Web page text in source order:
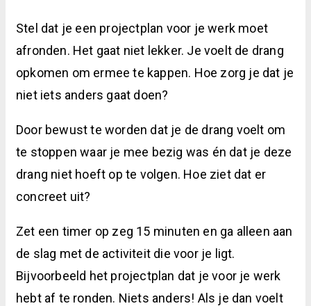
Stel dat je een projectplan voor je werk moet
afronden. Het gaat niet lekker. Je voelt de drang
opkomen om ermee te kappen. Hoe zorg je dat je
niet iets anders gaat doen?
Door bewust te worden dat je de drang voelt om
te stoppen waar je mee bezig was én dat je deze
drang niet hoeft op te volgen. Hoe ziet dat er
concreet uit?
Zet een timer op zeg 15 minuten en ga alleen aan
de slag met de activiteit die voor je ligt.
Bijvoorbeeld het projectplan dat je voor je werk
hebt af te ronden. Niets anders! Als je dan voelt